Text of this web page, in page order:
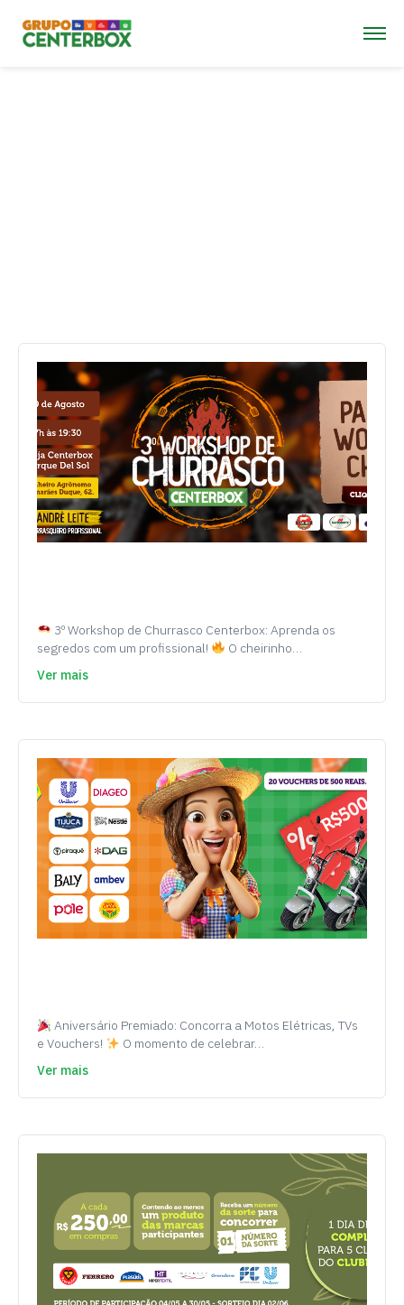
3º Workshop de Churrasco Centerbox: Aprenda os
segredos com um profissional!
O cheirinho…
Ver mais
Aniversário Premiado: Concorra a Motos Elétricas, TVs
e Vouchers!
O momento de celebrar…
Ver mais